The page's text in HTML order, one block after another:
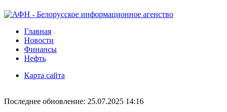
Главная
Новости
Финансы
Нефть
Карта сайта
Последнее обновление: 25.07.2025 14:16